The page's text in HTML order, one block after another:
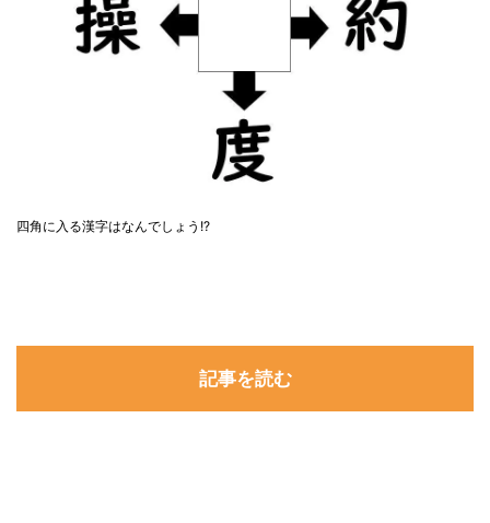
四角に入る漢字はなんでしょう!?
記事を読む